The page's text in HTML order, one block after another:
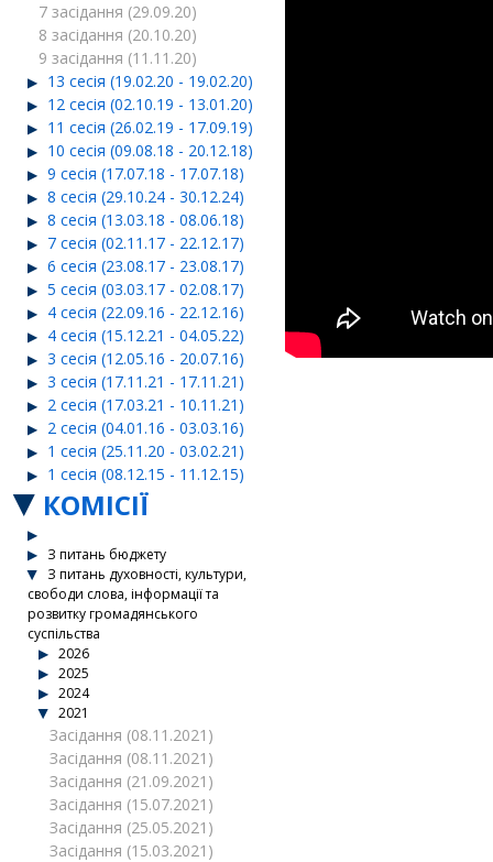
7 засідання (29.09.20)
8 засідання (20.10.20)
9 засідання (11.11.20)
13 сесія (19.02.20 - 19.02.20)
12 сесія (02.10.19 - 13.01.20)
11 сесія (26.02.19 - 17.09.19)
10 сесія (09.08.18 - 20.12.18)
9 сесія (17.07.18 - 17.07.18)
8 сесія (29.10.24 - 30.12.24)
8 сесія (13.03.18 - 08.06.18)
7 сесія (02.11.17 - 22.12.17)
6 сесія (23.08.17 - 23.08.17)
5 сесія (03.03.17 - 02.08.17)
4 сесія (22.09.16 - 22.12.16)
4 сесія (15.12.21 - 04.05.22)
3 сесія (12.05.16 - 20.07.16)
3 сесія (17.11.21 - 17.11.21)
2 сесія (17.03.21 - 10.11.21)
2 сесія (04.01.16 - 03.03.16)
1 сесія (25.11.20 - 03.02.21)
1 сесія (08.12.15 - 11.12.15)
КОМІСІЇ
З питань бюджету
З питань духовності, культури,
свободи слова, інформації та
розвитку громадянського
суспільства
2026
2025
2024
2021
Засідання (08.11.2021)
Засідання (08.11.2021)
Засідання (21.09.2021)
Засідання (15.07.2021)
Засідання (25.05.2021)
Засідання (15.03.2021)